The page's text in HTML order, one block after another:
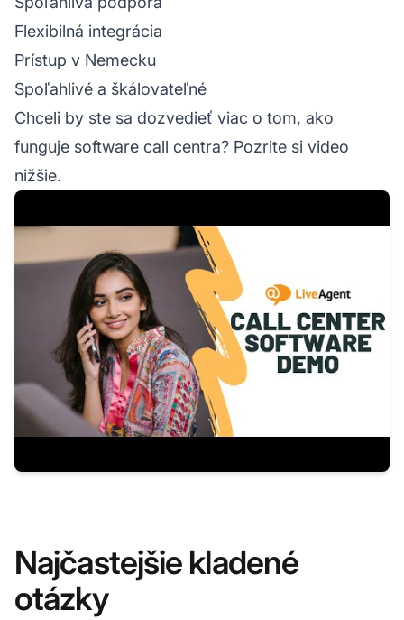
Flexibilná integrácia
Prístup v Nemecku
Spoľahlivé a škálovateľné
Chceli by ste sa dozvedieť viac o tom, ako
funguje software call centra? Pozrite si video
nižšie.
Najčastejšie kladené
otázky